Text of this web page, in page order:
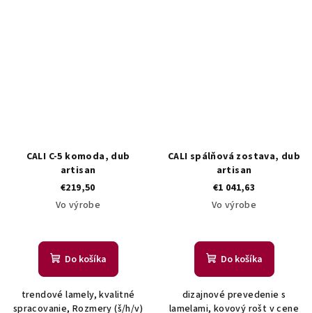
CALI C-5 komoda, dub
artisan
€219,50
Vo výrobe
Do košíka
trendové lamely, kvalitné
spracovanie, Rozmery (š/h/v)
CALI spálňová zostava, dub
artisan
€1 041,63
Vo výrobe
Do košíka
dizajnové prevedenie s
lamelami, kovový rošt v cene